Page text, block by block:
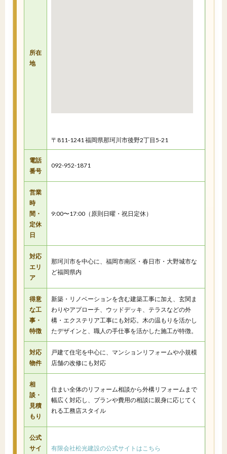
所在
地
〒811-1241 福岡県那珂川市後野2丁目5-21
電話
番号
092-952-1871
営業
時
間・
定休
日
9:00〜17:00（原則日曜・祝日定休）
対応
エリ
ア
那珂川市を中心に、福岡市南区・春日市・大野城市な
ど福岡県内
得意
な工
事・
特徴
新築・リノベーションを含む建築工事に加え、玄関ま
わりやアプローチ、ウッドデッキ、テラスなどの外
構・エクステリア工事にも対応。木の温もりを活かし
たデザインと、職人の手仕事を活かした施工が特徴。
対応
物件
戸建て住宅を中心に、マンションリフォームや小規模
店舗の改修にも対応
相
談・
見積
もり
住まい全体のリフォーム相談から外構リフォームまで
幅広く対応し、プランや費用の相談に親身に応じてく
れる工務店スタイル
公式
サイ
有限会社松光建設の公式サイトはこちら